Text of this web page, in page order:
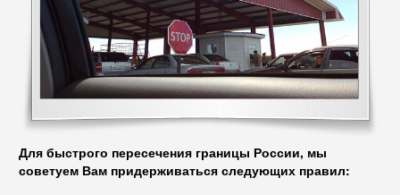
Для быстрого пересечения границы России, мы
советуем Вам придерживаться следующих правил: